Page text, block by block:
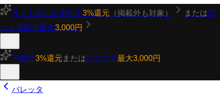
サイトからの予約で3%還元 （掲載外も対象） または口
コミ投稿で最大3,000円
予約で3%還元 または口コミで最大3,000円
バレッタ